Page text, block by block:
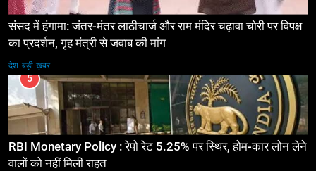
संसद में हंगामा: जंतर-मंतर लाठीचार्ज और राम मंदिर चढ़ावा चोरी पर विपक्ष
का प्रदर्शन, गृह मंत्री से जवाब की मांग
देश बड़ी ख़बर
5
RBI Monetary Policy : रेपो रेट 5.25% पर स्थिर, होम-कार लोन लेने
वालों को नहीं मिली राहत